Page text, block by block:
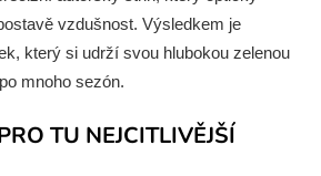
vzdušnost. Výsledkem je
který si udrží svou hlubokou zelenou
mnoho sezón.
TU NEJCITLIVĚJŠÍ